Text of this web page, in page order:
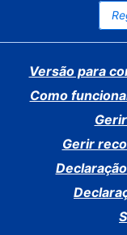
Versão para
Como
Gerir